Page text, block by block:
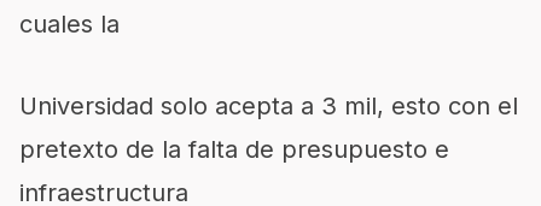
cuales la
Universidad solo acepta a 3 mil, esto con el
pretexto de la falta de presupuesto e
infraestructura